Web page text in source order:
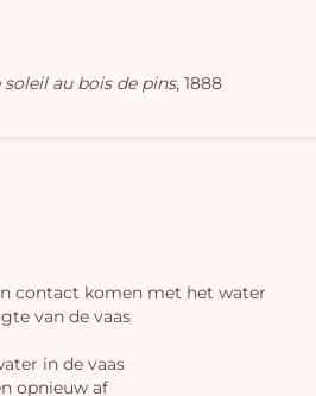
au bois de pins, 1888
contact komen met het water
van de vaas
in de vaas
opnieuw af